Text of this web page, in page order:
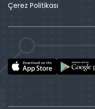
Çerez Politikası